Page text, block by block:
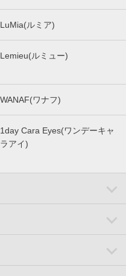
LuMia(ルミア)
Lemieu(ルミュー)
WANAF(ワナフ)
1day Cara Eyes(ワンデーキャ
ラアイ)